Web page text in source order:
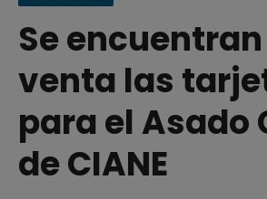
Se
venta las
para el Asado
de CIANE